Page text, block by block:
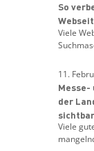
So
Viele
11.
der
Viele